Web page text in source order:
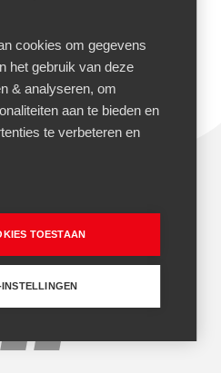
cookies om gegevens
het gebruik van deze
& analyseren, om
aan te bieden en
te verbeteren en
TOESTAAN
3 340 04 90
3 340 04 91
Rental Plus verzekering